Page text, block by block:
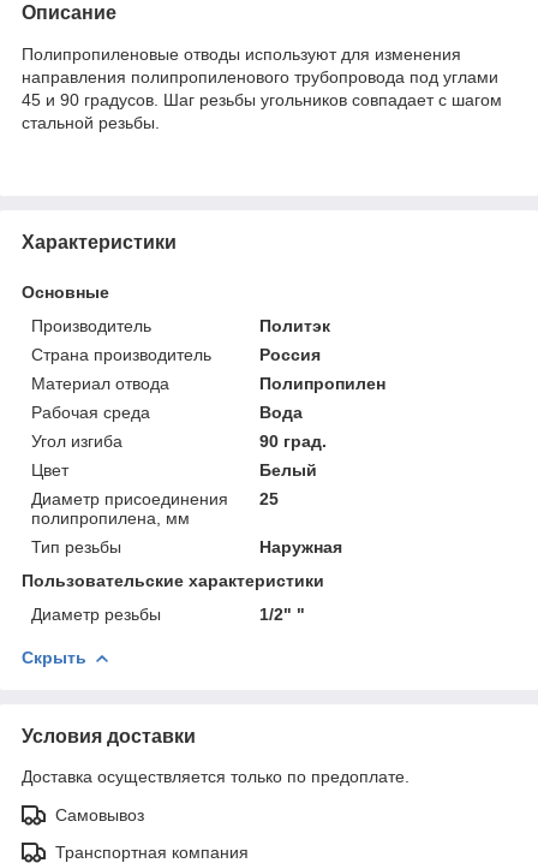
Описание
Полипропиленовые отводы используют для изменения
направления полипропиленового трубопровода под углами
45 и 90 градусов. Шаг резьбы угольников совпадает с шагом
стальной резьбы.
Характеристики
Основные
Производитель
Политэк
Страна производитель
Россия
Материал отвода
Полипропилен
Рабочая среда
Вода
Угол изгиба
90 град.
Цвет
Белый
Диаметр присоединения
полипропилена, мм
25
Тип резьбы
Наружная
Пользовательские характеристики
Диаметр резьбы
1/2" "
Скрыть
Условия доставки
Доставка осуществляется только по предоплате.
Самовывоз
Транспортная компания